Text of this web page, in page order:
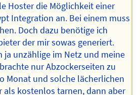
Hoster die Möglichkeit einer
Integration an. Bei einem muss
Doch dazu benötige ich
der mir sowas generiert.
ja unzählige im Netz und meine
nur Abzockerseiten zu
Monat und solche lächerlichen
als kostenlos tarnen, dann aber